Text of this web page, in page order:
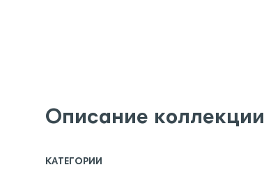
Описание коллекции
КАТЕГОРИИ